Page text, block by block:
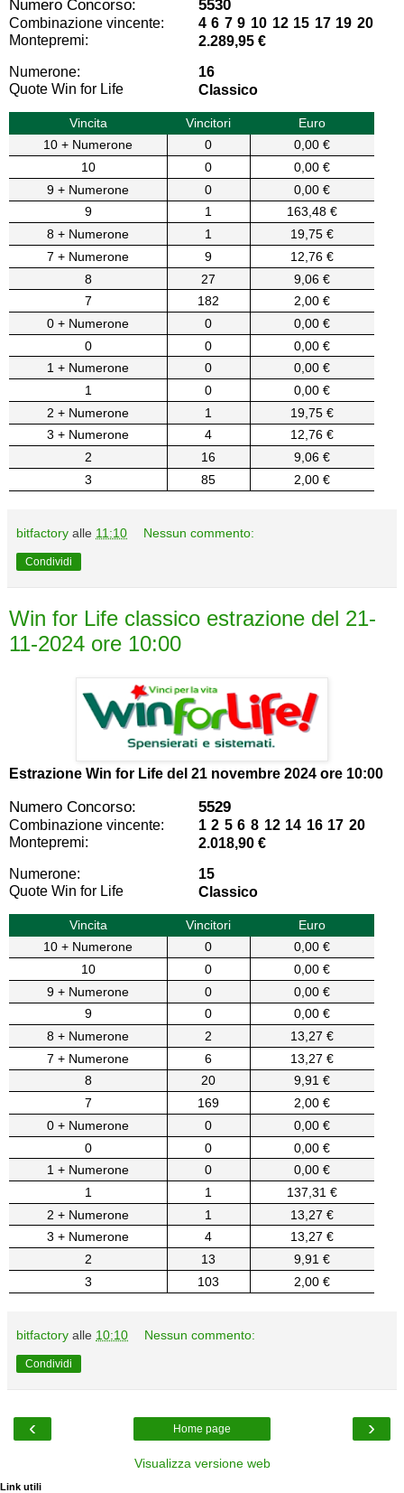
Numero Concorso: 5530
Combinazione vincente:
4 6 7 9 10 12 15 17 19 20
Montepremi:
2.289,95 €
Numerone:
16
Quote Win for Life
Classico
Vincita Vincitori
Euro
10 + Numerone
0
0,00 €
10
0
0,00 €
9 + Numerone
0
0,00 €
9
1
163,48 €
8 + Numerone
1
19,75 €
7 + Numerone
9
12,76 €
8
27
9,06 €
7
182
2,00 €
0 + Numerone
0
0,00 €
0
0
0,00 €
1 + Numerone
0
0,00 €
1
0
0,00 €
2 + Numerone
1
19,75 €
3 + Numerone
4
12,76 €
2
16
9,06 €
3
85 2,00 €
bitfactory alle 11:10 Nessun commento:
Condividi
Win for Life classico estrazione del 21-
11-2024 ore 10:00
Estrazione Win for Life del 21 novembre 2024 ore 10:00
Numero Concorso: 5529
Combinazione vincente:
1 2 5 6 8 12 14 16 17 20
Montepremi:
2.018,90 €
Numerone:
15
Quote Win for Life
Classico
Vincita Vincitori
Euro
10 + Numerone
0
0,00 €
10
0
0,00 €
9 + Numerone
0
0,00 €
9
0
0,00 €
8 + Numerone
2
13,27 €
7 + Numerone
6
13,27 €
8
20
9,91 €
7
169
2,00 €
0 + Numerone
0
0,00 €
0
0
0,00 €
1 + Numerone
0
0,00 €
1
1
137,31 €
2 + Numerone
1
13,27 €
3 + Numerone
4
13,27 €
2
13
9,91 €
3
103 2,00 €
bitfactory alle 10:10 Nessun commento:
Condividi
‹ ›
Home page
Visualizza versione web
Link utili